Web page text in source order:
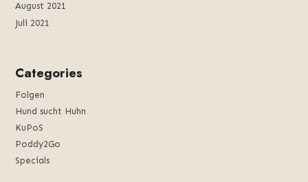
August 2021
Juli 2021
Categories
Folgen
Hund sucht Huhn
KuPoS
Poddy2Go
Specials